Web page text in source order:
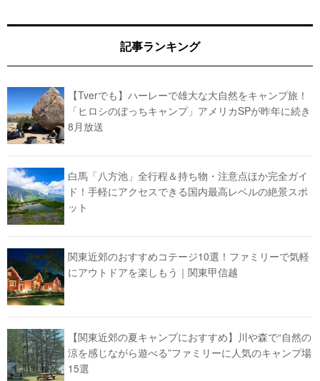
記事ランキング
【Tverでも】ハーレーで雄大な大自然をキャンプ旅！
「ヒロシのぼっちキャンプ」アメリカSPが昨年に続き
8月放送
白馬「八方池」全行程＆持ち物・注意点ほか完全ガイ
ド！手軽にアクセスできる国内最高レベルの絶景スポ
ット
関東近郊のおすすめコテージ10選！ファミリーで気軽
にアウトドアを楽しもう｜関東甲信越
【関東近郊の夏キャンプにおすすめ】川や森で“自然の
涼を感じながら遊べる”ファミリーに人気のキャンプ場
15選